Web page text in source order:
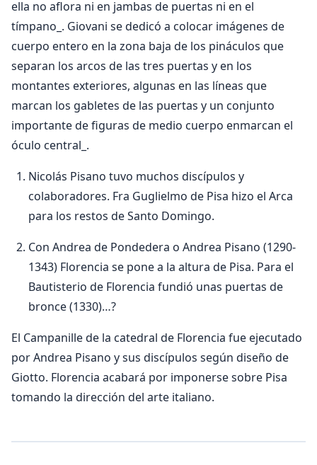
ella no aflora ni en jambas de puertas ni en el
tímpano_. Giovani se dedicó a colocar imágenes de
cuerpo entero en la zona baja de los pináculos que
separan los arcos de las tres puertas y en los
montantes exteriores, algunas en las líneas que
marcan los gabletes de las puertas y un conjunto
importante de figuras de medio cuerpo enmarcan el
óculo central_.
Nicolás Pisano tuvo muchos discípulos y
colaboradores. Fra Guglielmo de Pisa hizo el Arca
para los restos de Santo Domingo.
Con Andrea de Pondedera o Andrea Pisano (1290-
1343) Florencia se pone a la altura de Pisa. Para el
Bautisterio de Florencia fundió unas puertas de
bronce (1330)…?
El Campanille de la catedral de Florencia fue ejecutado
por Andrea Pisano y sus discípulos según diseño de
Giotto. Florencia acabará por imponerse sobre Pisa
tomando la dirección del arte italiano.